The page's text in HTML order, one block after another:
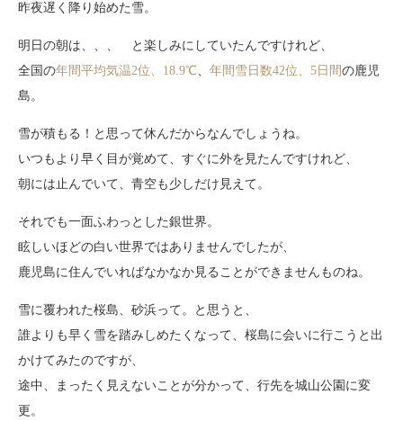
昨夜遅く降り始めた雪。
明日の朝は、、、 と楽しみにしていたんですけれど、
全国の年間平均気温2位、18.9℃、 年間雪日数42位、5日間の鹿児
島。
雪が積もる！と思って休んだからなんでしょうね。
いつもより早く目が覚めて、すぐに外を見たんですけれど、
朝には止んでいて、青空も少しだけ見えて。
それでも一面ふわっとした銀世界。
眩しいほどの白い世界ではありませんでしたが、
鹿児島に住んでいればなかなか見ることができませんものね。
雪に覆われた桜島、砂浜って。と思うと、
誰よりも早く雪を踏みしめたくなって、桜島に会いに行こうと出
かけてみたのですが、
途中、まったく見えないことが分かって、行先を城山公園に変
更。